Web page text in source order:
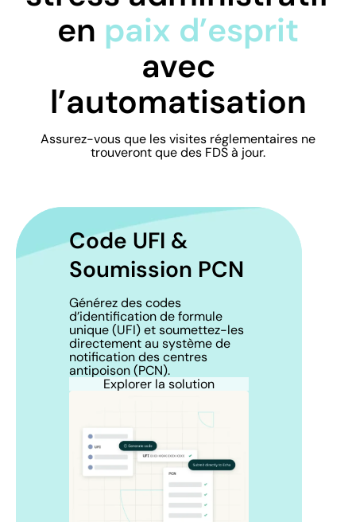
en paix d’esprit
avec
l’automatisation
Assurez-vous que les visites réglementaires ne
trouveront que des FDS à jour.
Code UFI &
Soumission PCN
Générez des codes
d’identification de formule
unique (UFI) et soumettez-les
directement au système de
notification des centres
antipoison (PCN).
Explorer la solution